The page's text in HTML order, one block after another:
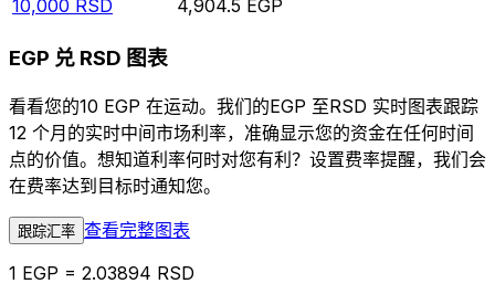
10,000 RSD 4,904.5 EGP
EGP 兑 RSD 图表
看看您的10 EGP 在运动。我们的EGP 至RSD 实时图表跟踪
12 个月的实时中间市场利率，准确显示您的资金在任何时间
点的价值。想知道利率何时对您有利？设置费率提醒，我们会
在费率达到目标时通知您。
跟踪汇率 查看完整图表
1 EGP = 2.03894 RSD